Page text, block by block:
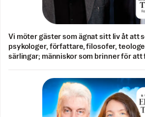
Vi möter gäster som ägnat sitt liv åt att
psykologer, författare, filosofer,
särlingar; människor som brinner för att